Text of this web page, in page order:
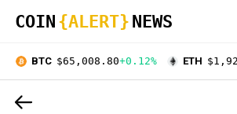
COIN {ALERT} NEWS
BTC $65,008.80+0.12% ETH